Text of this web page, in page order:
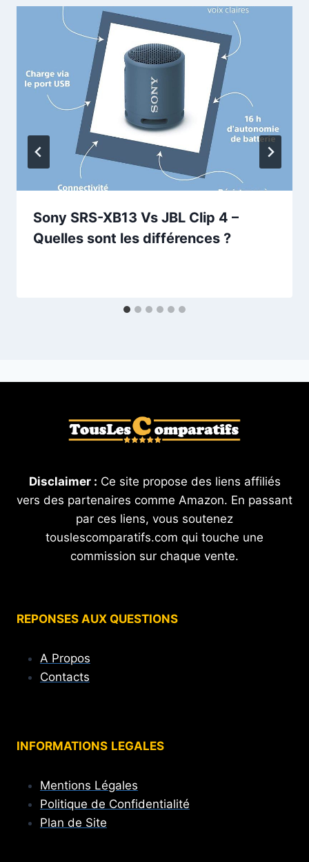
Sony SRS-XB13 Vs JBL Clip 4 –
Quelles sont les différences ?
Disclaimer : Ce site propose des liens affiliés
vers des partenaires comme Amazon. En passant
par ces liens, vous soutenez
touslescomparatifs.com qui touche une
commission sur chaque vente.
REPONSES AUX QUESTIONS
A Propos
Contacts
INFORMATIONS LEGALES
Mentions Légales
Politique de Confidentialité
Plan de Site